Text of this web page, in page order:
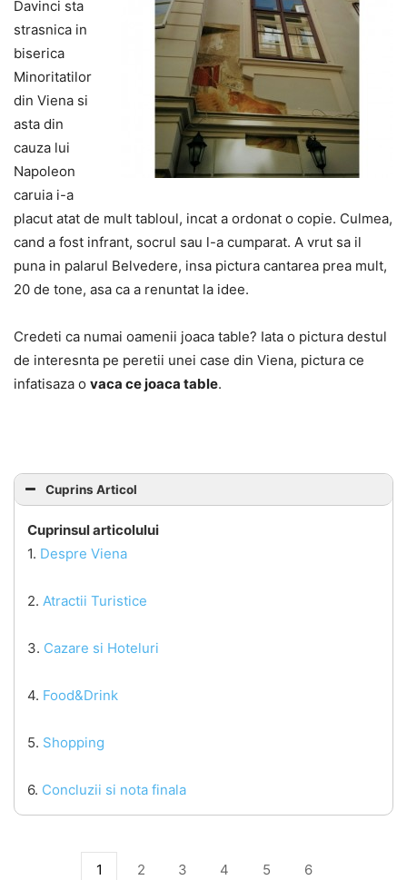
Davinci sta
strasnica in
biserica
Minoritatilor
din Viena si
asta din
cauza lui
Napoleon
caruia i-a
placut atat de mult tabloul, incat a ordonat o copie. Culmea,
cand a fost infrant, socrul sau l-a cumparat. A vrut sa il
puna in palarul Belvedere, insa pictura cantarea prea mult,
20 de tone, asa ca a renuntat la idee.
Credeti ca numai oamenii joaca table? Iata o pictura destul
de interesnta pe peretii unei case din Viena, pictura ce
infatisaza o vaca ce joaca table.
Cuprins Articol
Cuprinsul articolului
1. Despre Viena
2. Atractii Turistice
3. Cazare si Hoteluri
4. Food&Drink
5. Shopping
6. Concluzii si nota finala
1 2 3 4 5 6